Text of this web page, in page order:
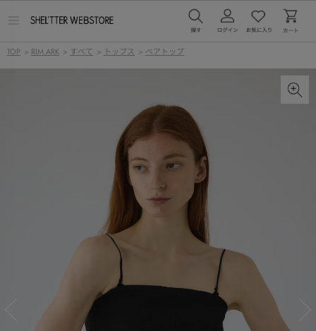
ー
を
TOP > RIM.ARK > すべて > トップス > ベアトップ